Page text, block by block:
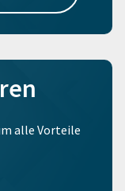
alle Vorteile